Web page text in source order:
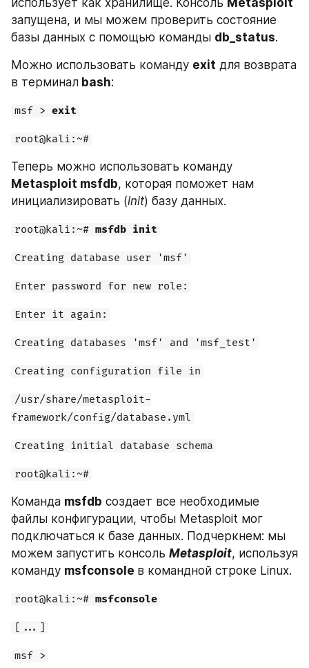
использует как хранилище. Консоль Metasploit
запущена, и мы можем проверить состояние
базы данных с помощью команды db_status.
Можно использовать команду exit для возврата
в терминал bash:
msf > exit
root@kali:~#
Metasploit msfdb, которая поможет нам
инициализировать (init) базу данных.
root@kali:~# msfdb init
Creating database user 'msf'
Enter password for new role:
Enter it again:
Creating databases 'msf' and 'msf_test'
Creating configuration file in
/usr/share/metasploit-
framework/config/database.yml
Creating initial database schema
root@kali:~#
Команда msfdb создает все необходимые
файлы конфигурации, чтобы Metasploit мог
подключаться к базе данных. Подчеркнем: мы
можем запустить консоль Metasploit, используя
команду msfconsole в командной строке Linux.
root@kali:~# msfconsole
[...]
msf >